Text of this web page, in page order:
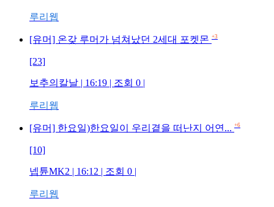
루리웹
[유머] 온갖 루머가 넘쳐났던 2세대 포켓몬 +3
[23]
보추의칼날 | 16:19 | 조회 0 |
루리웹
[유머] 한요일)한요일이 우리곁을 떠난지 어연... +6
[10]
넵튠MK2 | 16:12 | 조회 0 |
루리웹